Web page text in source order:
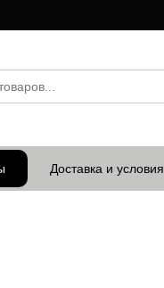
Доставка и условия